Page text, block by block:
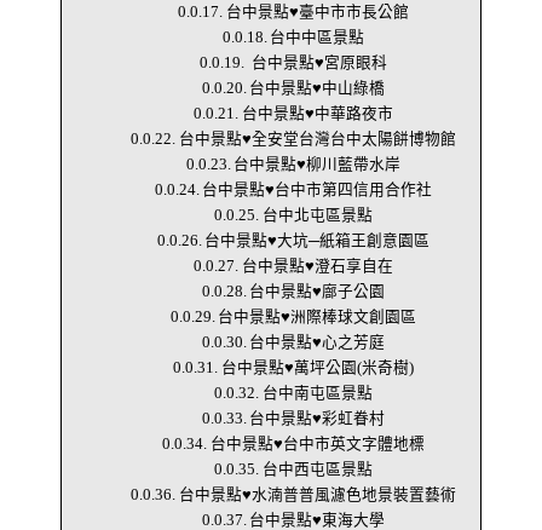
台中景點♥臺中市市長公館
台中中區景點
台中景點♥宮原眼科
台中景點♥中山綠橋
台中景點♥中華路夜市
台中景點♥全安堂台灣台中太陽餅博物館
台中景點♥柳川藍帶水岸
台中景點♥台中市第四信用合作社
台中北屯區景點
台中景點♥大坑─紙箱王創意園區
台中景點♥澄石享自在
台中景點♥廍子公園
台中景點♥洲際棒球文創園區
台中景點♥心之芳庭
台中景點♥萬坪公園(米奇樹)
台中南屯區景點
台中景點♥彩虹眷村
台中景點♥台中市英文字體地標
台中西屯區景點
台中景點♥水湳普普風濾色地景裝置藝術
台中景點♥東海大學